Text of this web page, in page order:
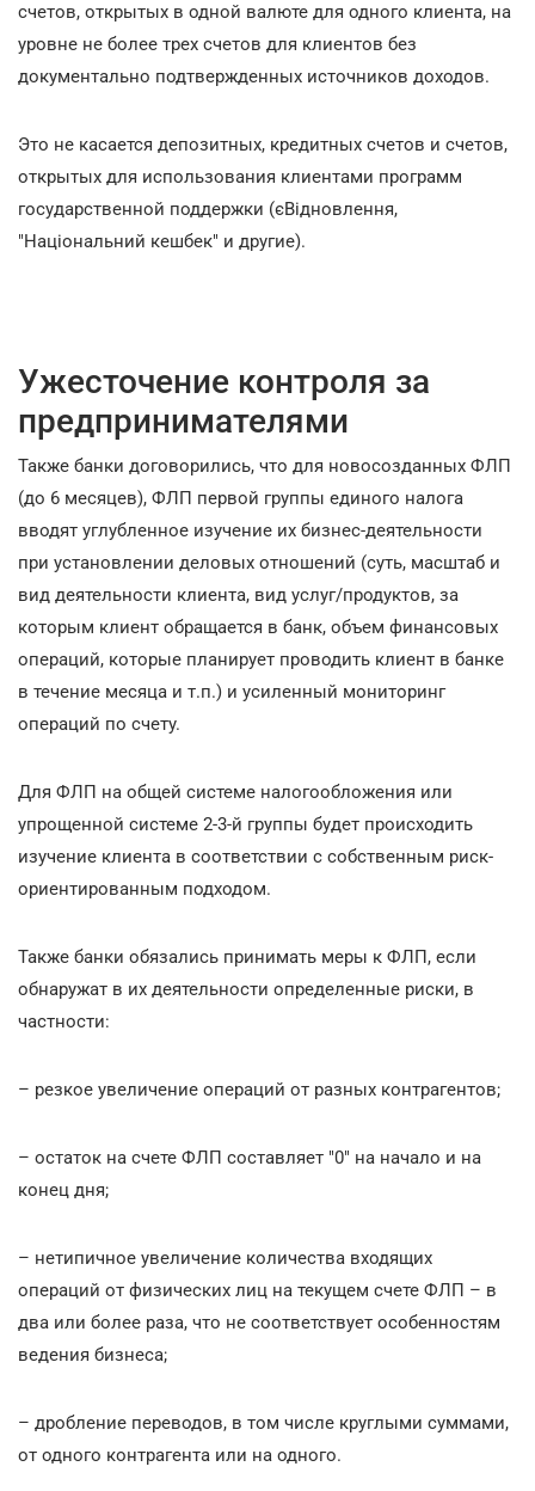
счетов, открытых в одной валюте для одного клиента, на
уровне не более трех счетов для клиентов без
документально подтвержденных источников доходов.
Это не касается депозитных, кредитных счетов и счетов,
открытых для использования клиентами программ
государственной поддержки (єВідновлення,
"Національний кешбек" и другие).
Ужесточение контроля за
предпринимателями
Также банки договорились, что для новосозданных ФЛП
(до 6 месяцев), ФЛП первой группы единого налога
вводят углубленное изучение их бизнес-деятельности
при установлении деловых отношений (суть, масштаб и
вид деятельности клиента, вид услуг/продуктов, за
которым клиент обращается в банк, объем финансовых
операций, которые планирует проводить клиент в банке
в течение месяца и т.п.) и усиленный мониторинг
операций по счету.
Для ФЛП на общей системе налогообложения или
упрощенной системе 2-3-й группы будет происходить
изучение клиента в соответствии с собственным риск-
ориентированным подходом.
Также банки обязались принимать меры к ФЛП, если
обнаружат в их деятельности определенные риски, в
частности:
– резкое увеличение операций от разных контрагентов;
– остаток на счете ФЛП составляет "0" на начало и на
конец дня;
– нетипичное увеличение количества входящих
операций от физических лиц на текущем счете ФЛП – в
два или более раза, что не соответствует особенностям
ведения бизнеса;
– дробление переводов, в том числе круглыми суммами,
от одного контрагента или на одного.